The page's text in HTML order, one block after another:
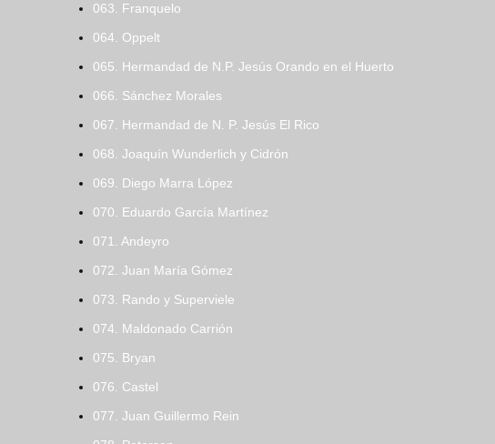
063. Franquelo
064. Oppelt
065. Hermandad de N.P. Jesús Orando en el Huerto
066. Sánchez Morales
067. Hermandad de N. P. Jesús El Rico
068. Joaquín Wunderlich y Cidrón
069. Diego Marra López
070. Eduardo García Martínez
071. Andeyro
072. Juan María Gómez
073. Rando y Superviele
074. Maldonado Carrión
075. Bryan
076. Castel
077. Juan Guillermo Rein